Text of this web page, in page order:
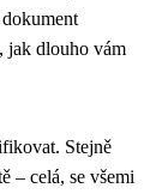
jak dlouho vám
Stejně
– celá, se všemi